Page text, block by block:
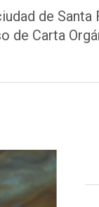
de
Carta